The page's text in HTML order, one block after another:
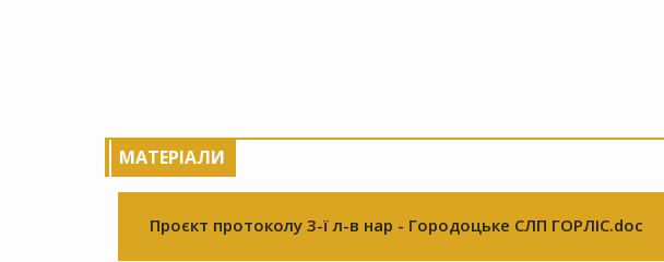
МАТЕРІАЛИ
Проєкт протоколу 3-ї л-в нар - Городоцьке СЛП ГОРЛІС.doc